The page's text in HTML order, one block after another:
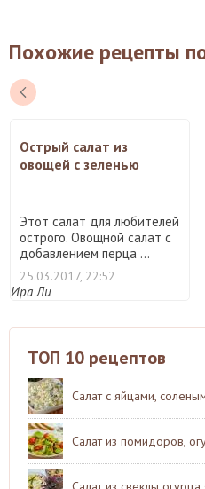
Похожие рецепты
Острый салат из
овощей с зеленью
Этот салат для любителей
острого. Овощной салат с
добавлением перца ...
25.03.2017, 22:52
Ира Ли
ТОП 10 рецептов
Салат с яйцами,
Салат из помидоров,